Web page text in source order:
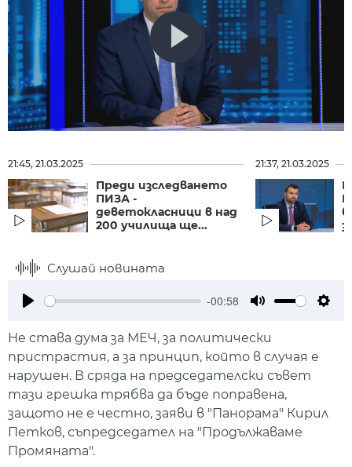
21:45, 21.03.2025
Преди изследването
ПИЗА -
деветокласници в над
200 училища ще...
21:37, 21.03.2025
Слушай новината
-00:58
Не става дума за МЕЧ, за политически
пристрастия, а за принцип, който в случая е
нарушен. В сряда на председателски съвет
тази грешка трябва да бъде поправена,
защото не е честно, заяви в "Панорама" Кирил
Петков, съпредседател на "Продължаваме
Промяната".